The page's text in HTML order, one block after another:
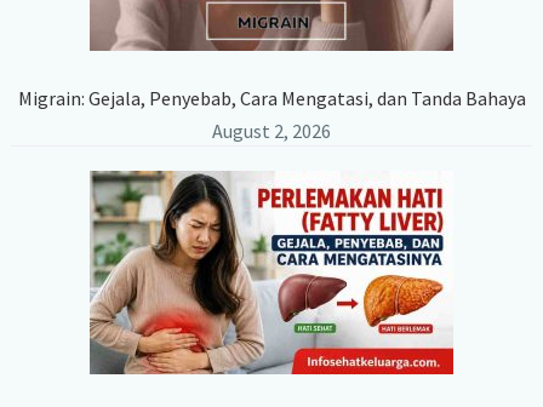
Migrain: Gejala, Penyebab, Cara Mengatasi, dan Tanda Bahaya
August 2, 2026